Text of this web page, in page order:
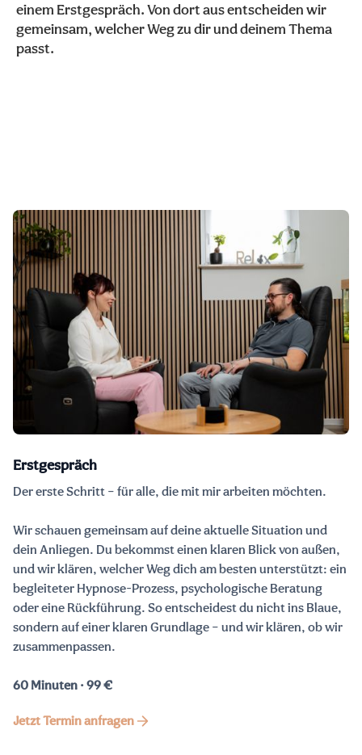
einem Erstgespräch. Von dort aus entscheiden wir
gemeinsam, welcher Weg zu dir und deinem Thema
passt.
Erstgespräch
Der erste Schritt – für alle, die mit mir arbeiten möchten.
Wir schauen gemeinsam auf deine aktuelle Situation und
dein Anliegen. Du bekommst einen klaren Blick von außen,
und wir klären, welcher Weg dich am besten unterstützt: ein
begleiteter Hypnose-Prozess, psychologische Beratung
oder eine Rückführung. So entscheidest du nicht ins Blaue,
sondern auf einer klaren Grundlage – und wir klären, ob wir
zusammenpassen.
60 Minuten · 99 €
Jetzt Termin anfragen